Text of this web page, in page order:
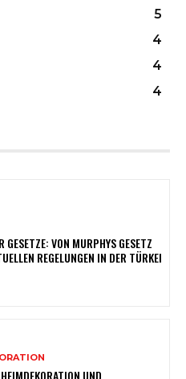
5
4
4
4
GESETZE: VON MURPHYS GESETZ
REGELUNGEN IN DER TÜRKEI
UND